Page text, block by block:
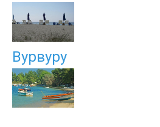
Вурвуру